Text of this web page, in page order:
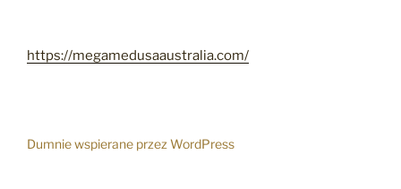
https://megamedusaaustralia.com/
Dumnie wspierane przez WordPress